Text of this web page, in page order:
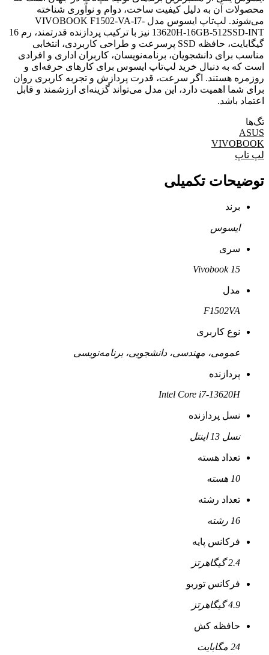
محصولات آن به دلیل کیفیت ساخت، دوام و نوآوری شناخته
می‌شوند. لپ‌تاپ ایسوس مدل VIVOBOOK F1502-VA-I7-
13620H-16GB-512SSD-INT نیز با ترکیب پردازنده قدرتمند، رم 16
گیگابایت، حافظه SSD پرسرعت و طراحی کاربردی، انتخابی
مناسب برای دانشجویان، برنامه‌نویسان، کاربران اداری و افرادی
است که به دنبال خرید لپ‌تاپ ایسوس برای کارهای حرفه‌ای و
روزمره هستند. اگر سرعت، قدرت پردازش و تجربه کاربری روان
برای شما اهمیت دارد، این مدل می‌تواند گزینه‌ای ارزشمند و قابل
اعتماد باشد.
تگ‌ها
ASUS
VIVOBOOK
لپ تاپ
توضیحات تکمیلی
برند
ایسوس
سری
Vivobook 15
مدل
F1502VA
نوع کاربری
عمومی، مهندسی، دانشجویی، برنامه‌نویسی
پردازنده
Intel Core i7-13620H
نسل پردازنده
نسل 13 اینتل
تعداد هسته
10 هسته
تعداد رشته
16 رشته
فرکانس پایه
2.4 گیگاهرتز
فرکانس توربو
4.9 گیگاهرتز
حافظه کش
24 مگابایت